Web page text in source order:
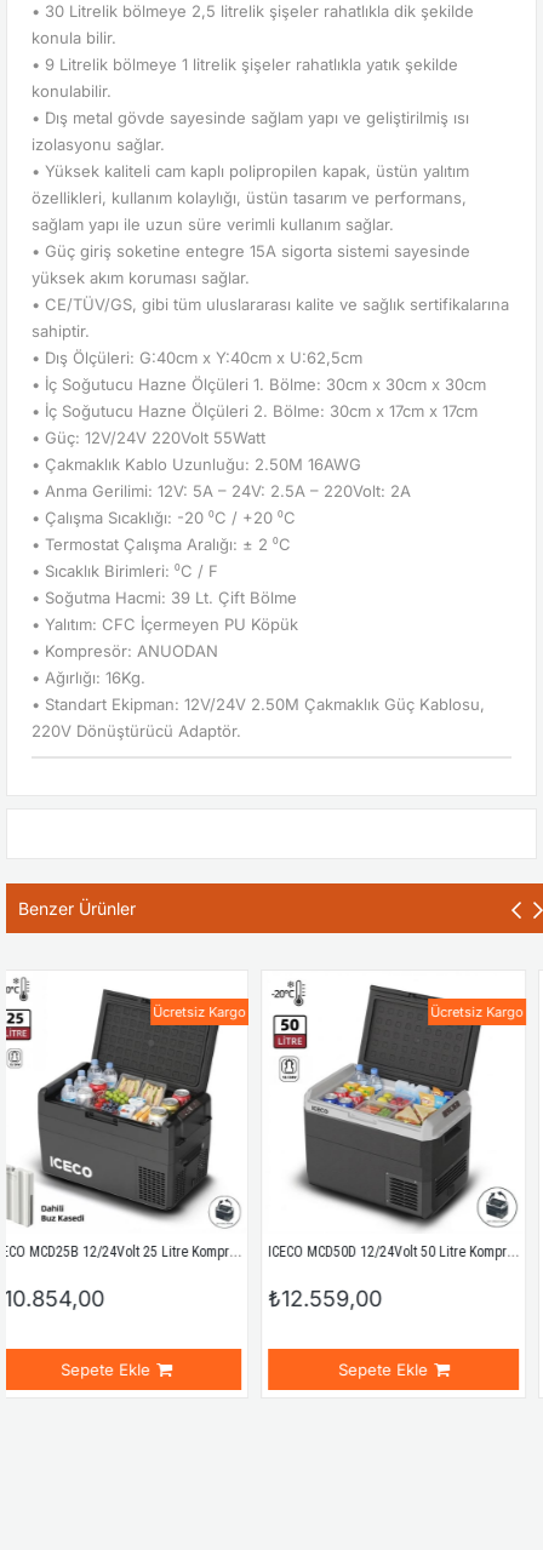
• 30 Litrelik bölmeye 2,5 litrelik şişeler rahatlıkla dik şekilde
konula bilir.
• 9 Litrelik bölmeye 1 litrelik şişeler rahatlıkla yatık şekilde
konulabilir.
• Dış metal gövde sayesinde sağlam yapı ve geliştirilmiş ısı
izolasyonu sağlar.
• Yüksek kaliteli cam kaplı polipropilen kapak, üstün yalıtım
özellikleri, kullanım kolaylığı, üstün tasarım ve performans,
sağlam yapı ile uzun süre verimli kullanım sağlar.
• Güç giriş soketine entegre 15A sigorta sistemi sayesinde
yüksek akım koruması sağlar.
• CE/TÜV/GS, gibi tüm uluslararası kalite ve sağlık sertifikalarına
sahiptir.
• Dış Ölçüleri: G:40cm x Y:40cm x U:62,5cm
• İç Soğutucu Hazne Ölçüleri 1. Bölme: 30cm x 30cm x 30cm
• İç Soğutucu Hazne Ölçüleri 2. Bölme: 30cm x 17cm x 17cm
• Güç: 12V/24V 220Volt 55Watt
• Çakmaklık Kablo Uzunluğu: 2.50M 16AWG
• Anma Gerilimi: 12V: 5A – 24V: 2.5A – 220Volt: 2A
• Çalışma Sıcaklığı: -20 ⁰C / +20 ⁰C
• Termostat Çalışma Aralığı: ± 2 ⁰C
• Sıcaklık Birimleri: ⁰C / F
• Soğutma Hacmi: 39 Lt. Çift Bölme
• Yalıtım: CFC İçermeyen PU Köpük
• Kompresör: ANUODAN
• Ağırlığı: 16Kg.
• Standart Ekipman: 12V/24V 2.50M Çakmaklık Güç Kablosu,
220V Dönüştürücü Adaptör.
Benzer Ürünler
ICECO MCD25B 12/24Volt 25 Litre Kompresörlü Oto Buzdolabı/Dondurucu + Buz Kaseti
Ücretsiz Kargo
ICECO MCD50D 12/24Volt 50 Litre Kompresörlü Outdoor Oto Buzdolabı
Ücretsiz Kargo